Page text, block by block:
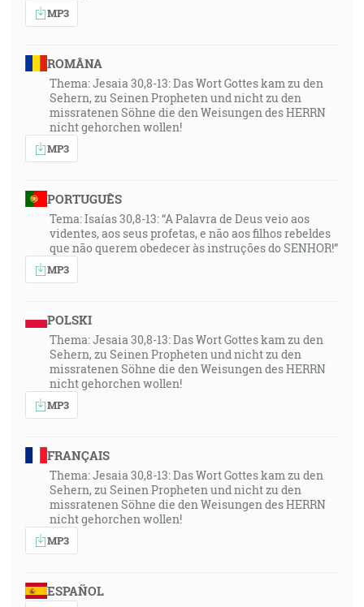
MP3
ROMÂNA
Thema: Jesaia 30,8-13: Das Wort Gottes kam zu den
Sehern, zu Seinen Propheten und nicht zu den
missratenen Söhne die den Weisungen des HERRN
nicht gehorchen wollen!
MP3
PORTUGUÊS
Tema: Isaías 30,8-13: “A Palavra de Deus veio aos
videntes, aos seus profetas, e não aos filhos rebeldes
que não querem obedecer às instruções do SENHOR!”
MP3
POLSKI
Thema: Jesaia 30,8-13: Das Wort Gottes kam zu den
Sehern, zu Seinen Propheten und nicht zu den
missratenen Söhne die den Weisungen des HERRN
nicht gehorchen wollen!
MP3
FRANÇAIS
Thema: Jesaia 30,8-13: Das Wort Gottes kam zu den
Sehern, zu Seinen Propheten und nicht zu den
missratenen Söhne die den Weisungen des HERRN
nicht gehorchen wollen!
MP3
ESPAÑOL